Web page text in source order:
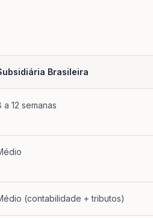
Brasileira
a 12 semanas
(contabilidade + tributos)